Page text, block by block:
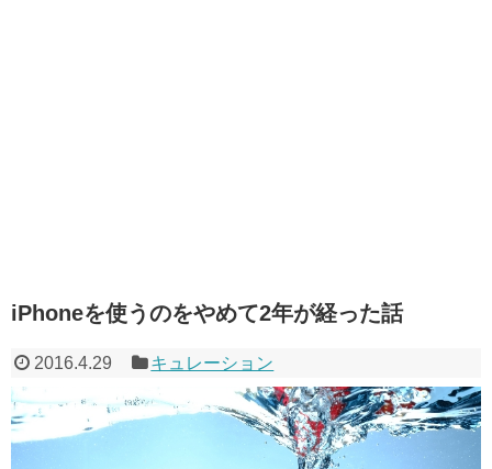
iPhoneを使うのをやめて2年が経った話
2016.4.29 キュレーション